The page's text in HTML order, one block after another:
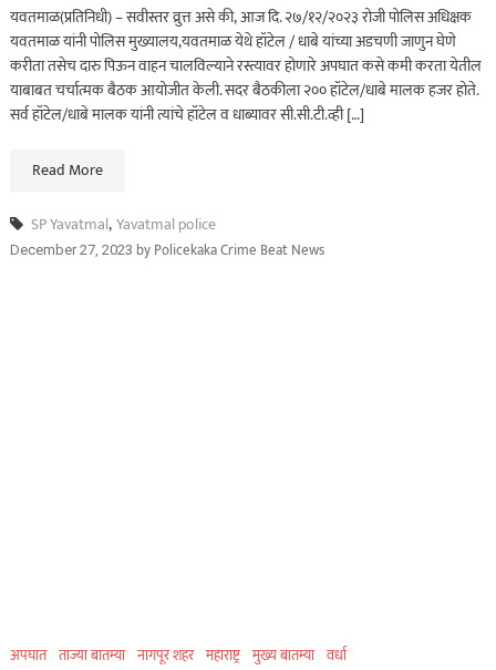
यवतमाळ(प्रतिनिधी) – सवीस्तर व्रुत्त असे की, आज दि. २७/१२/२०२३ रोजी पोलिस अधिक्षक
यवतमाळ यांनी पोलिस मुख्यालय,यवतमाळ येथे हॉटेल / धाबे यांच्या अडचणी जाणुन घेणे
करीता तसेच दारु पिऊन वाहन चालविल्याने रस्त्यावर होणारे अपघात कसे कमी करता येतील
याबाबत चर्चात्मक बैठक आयोजीत केली. सदर बैठकीला २०० हॉटेल/धाबे मालक हजर होते.
सर्व हॉटेल/धाबे मालक यांनी त्यांचे हॉटेल व धाब्यावर सी.सी.टी.व्ही […]
Read More
SP Yavatmal,Yavatmal police
December 27, 2023 byPolicekaka Crime Beat News
अपघात ताज्या बातम्या नागपूर शहर महाराष्ट्र मुख्य बातम्या वर्धा